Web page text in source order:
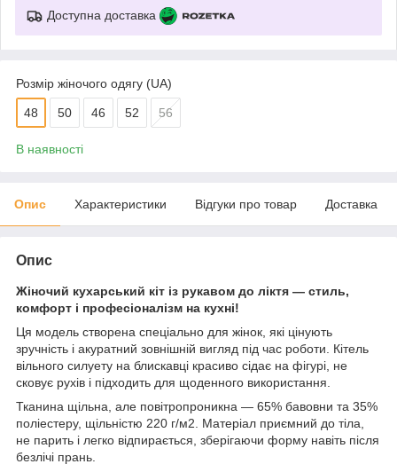
Доступна доставка
Розмір жіночого одягу (UA)
48 50 46 52 56
В наявності
Опис Характеристики Відгуки про товар Доставка
Опис
Жіночий кухарський кіт із рукавом до ліктя — стиль,
комфорт і професіоналізм на кухні!
Ця модель створена спеціально для жінок, які цінують
зручність і акуратний зовнішній вигляд під час роботи. Кітель
вільного силуету на блискавці красиво сідає на фігурі, не
сковує рухів і підходить для щоденного використання.
Тканина щільна, але повітропроникна — 65% бавовни та 35%
поліестеру, щільністю 220 г/м2. Матеріал приємний до тіла,
не парить і легко відпирається, зберігаючи форму навіть після
безлічі прань.